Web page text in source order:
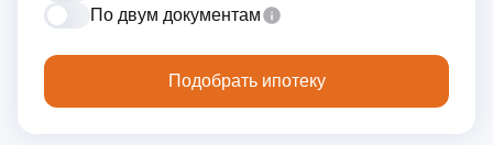
По двум документам
Подобрать ипотеку